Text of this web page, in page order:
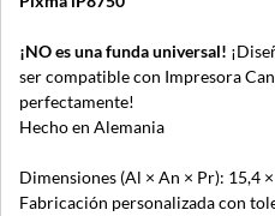
¡NO es una funda universal!
ser compatible con Impresora
perfectamente!
Hecho en Alemania
Dimensiones (Al × An × Pr): 15,4
Fabricación personalizada con